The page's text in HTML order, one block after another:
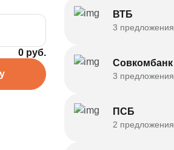
0 руб.
ВТБ
3 предложения
Совкомбанк
3 предложения
ПСБ
2 предложения